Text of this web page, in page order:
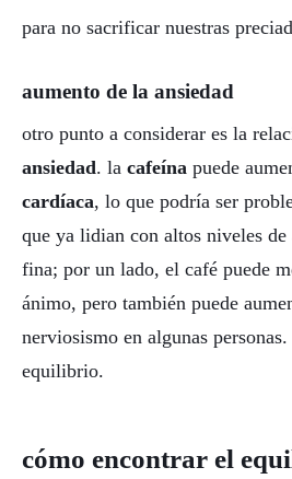
para no sacrificar nuestras
aumento de la ansiedad
otro punto a considerar es la
ansiedad. la cafeína puede
cardíaca, lo que podría ser
que ya lidian con altos niveles de
fina; por un lado, el café puede
ánimo, pero también puede
nerviosismo en algunas
equilibrio.
cómo encontrar el